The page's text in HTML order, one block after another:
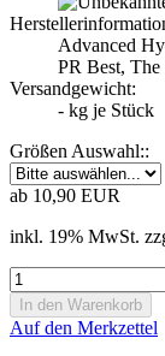
Advanced
PR Best,
Versandgewicht:
- kg je Stück
Größen Auswahl::
ab 10,90 EUR
inkl. 19% MwSt.
Auf den Merkzettel